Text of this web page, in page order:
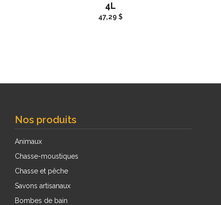
4L
47,29 $
Nos produits
Animaux
Chasse-moustiques
Chasse et pêche
Savons artisanaux
Bombes de bain